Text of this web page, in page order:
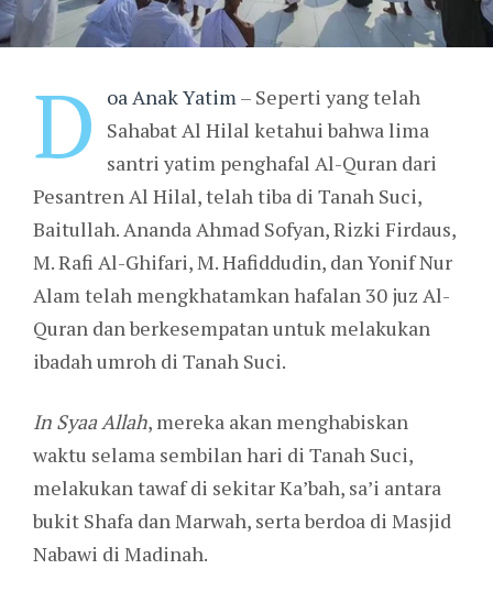
D oa Anak Yatim– Seperti yang telah
Sahabat Al Hilal ketahui bahwa lima
santri yatim penghafal Al-Quran dari
Pesantren Al Hilal, telah tiba di Tanah Suci,
Baitullah. Ananda Ahmad Sofyan, Rizki Firdaus,
M. Rafi Al-Ghifari, M. Hafiddudin, dan Yonif Nur
Alam telah mengkhatamkan hafalan 30 juz Al-
Quran dan berkesempatan untuk melakukan
ibadah umroh di Tanah Suci.
In Syaa Allah, mereka akan menghabiskan
waktu selama sembilan hari di Tanah Suci,
melakukan tawaf di sekitar Ka’bah, sa’i antara
bukit Shafa dan Marwah, serta berdoa di Masjid
Nabawi di Madinah.